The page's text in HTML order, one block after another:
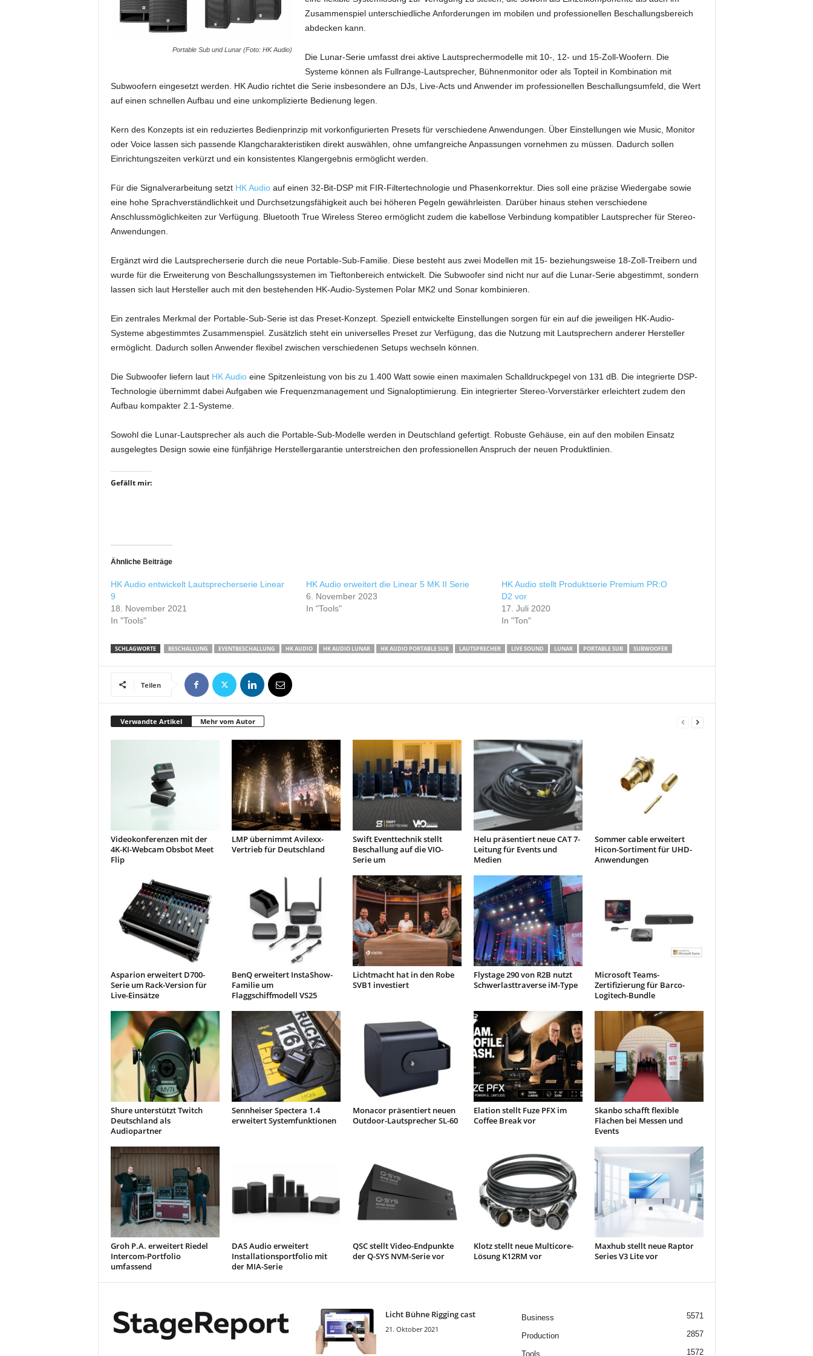
Portable Sub und Lunar (Foto: HK Audio)
Zusammenspiel unterschiedliche Anforderungen im mobilen und professionellen Beschallungsbereich
abdecken kann.
Die Lunar-Serie umfasst drei aktive Lautsprechermodelle mit 10-, 12- und 15-Zoll-Woofern. Die
Systeme können als Fullrange-Lautsprecher, Bühnenmonitor oder als Topteil in Kombination mit
Subwoofern eingesetzt werden. HK Audio richtet die Serie insbesondere an DJs, Live-Acts und Anwender im professionellen Beschallungsumfeld, die Wert
auf einen schnellen Aufbau und eine unkomplizierte Bedienung legen.
Kern des Konzepts ist ein reduziertes Bedienprinzip mit vorkonfigurierten Presets für verschiedene Anwendungen. Über Einstellungen wie Music, Monitor
oder Voice lassen sich passende Klangcharakteristiken direkt auswählen, ohne umfangreiche Anpassungen vornehmen zu müssen. Dadurch sollen
Einrichtungszeiten verkürzt und ein konsistentes Klangergebnis ermöglicht werden.
Für die Signalverarbeitung setzt HK Audioauf einen 32-Bit-DSP mit FIR-Filtertechnologie und Phasenkorrektur. Dies soll eine präzise Wiedergabe sowie
eine hohe Sprachverständlichkeit und Durchsetzungsfähigkeit auch bei höheren Pegeln gewährleisten. Darüber hinaus stehen verschiedene
Anschlussmöglichkeiten zur Verfügung. Bluetooth True Wireless Stereo ermöglicht zudem die kabellose Verbindung kompatibler Lautsprecher für Stereo-
Anwendungen.
Ergänzt wird die Lautsprecherserie durch die neue Portable-Sub-Familie. Diese besteht aus zwei Modellen mit 15- beziehungsweise 18-Zoll-Treibern und
wurde für die Erweiterung von Beschallungssystemen im Tieftonbereich entwickelt. Die Subwoofer sind nicht nur auf die Lunar-Serie abgestimmt, sondern
lassen sich laut Hersteller auch mit den bestehenden HK-Audio-Systemen Polar MK2 und Sonar kombinieren.
Ein zentrales Merkmal der Portable-Sub-Serie ist das Preset-Konzept. Speziell entwickelte Einstellungen sorgen für ein auf die jeweiligen HK-Audio-
Systeme abgestimmtes Zusammenspiel. Zusätzlich steht ein universelles Preset zur Verfügung, das die Nutzung mit Lautsprechern anderer Hersteller
ermöglicht. Dadurch sollen Anwender flexibel zwischen verschiedenen Setups wechseln können.
Die Subwoofer liefern laut HK Audioeine Spitzenleistung von bis zu 1.400 Watt sowie einen maximalen Schalldruckpegel von 131 dB. Die integrierte DSP-
Technologie übernimmt dabei Aufgaben wie Frequenzmanagement und Signaloptimierung. Ein integrierter Stereo-Vorverstärker erleichtert zudem den
Aufbau kompakter 2.1-Systeme.
Sowohl die Lunar-Lautsprecher als auch die Portable-Sub-Modelle werden in Deutschland gefertigt. Robuste Gehäuse, ein auf den mobilen Einsatz
ausgelegtes Design sowie eine fünfjährige Herstellergarantie unterstreichen den professionellen Anspruch der neuen Produktlinien.
Gefällt mir:
Ähnliche Beiträge
HK Audio entwickelt Lautsprecherserie Linear
9
18. November 2021
In "Tools"
HK Audio erweitert die Linear 5 MK II Serie
6. November 2023
In "Tools"
HK Audio stellt Produktserie Premium PR:O
D2 vor
17. Juli 2020
In "Ton"
SCHLAGWORTE BESCHALLUNG EVENTBESCHALLUNG HK AUDIO HK AUDIO LUNAR HK AUDIO PORTABLE SUB LAUTSPRECHER LIVE SOUND LUNAR PORTABLE SUB SUBWOOFER
Teilen
Verwandte Artikel Mehr vom Autor
Videokonferenzen mit der
4K-KI-Webcam Obsbot Meet
Flip
LMP übernimmt Avilexx-
Vertrieb für Deutschland
Swift Eventtechnik stellt
Beschallung auf die VIO-
Serie um
Helu präsentiert neue CAT 7-
Leitung für Events und
Medien
Sommer cable erweitert
Hicon-Sortiment für UHD-
Anwendungen
Asparion erweitert D700-
Serie um Rack-Version für
Live-Einsätze
BenQ erweitert InstaShow-
Familie um
Flaggschiffmodell VS25
Lichtmacht hat in den Robe
SVB1 investiert
Flystage 290 von R2B nutzt
Schwerlasttraverse iM-Type
Microsoft Teams-
Zertifizierung für Barco-
Logitech-Bundle
Shure unterstützt Twitch
Deutschland als
Audiopartner
Sennheiser Spectera 1.4
erweitert Systemfunktionen
Monacor präsentiert neuen
Outdoor-Lautsprecher SL-60
Elation stellt Fuze PFX im
Coffee Break vor
Skanbo schafft flexible
Flächen bei Messen und
Events
Groh P.A. erweitert Riedel
Intercom-Portfolio
umfassend
DAS Audio erweitert
Installationsportfolio mit
der MIA-Serie
QSC stellt Video-Endpunkte
der Q-SYS NVM-Serie vor
Klotz stellt neue Multicore-
Lösung K12RM vor
Maxhub stellt neue Raptor
Series V3 Lite vor
Licht Bühne Rigging cast
21. Oktober 2021
Business 5571
Production 2857
Tools 1572